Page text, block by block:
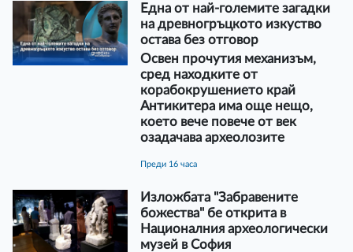
Една от най-големите загадки
на древногръцкото изкуство
остава без отговор
Освен прочутия механизъм,
сред находките от
корабокрушението край
Антикитера има още нещо,
което вече повече от век
озадачава археолозите
преди 16 часа
Изложбата "Забравените
божества" бе открита в
Националния археологически
музей в София